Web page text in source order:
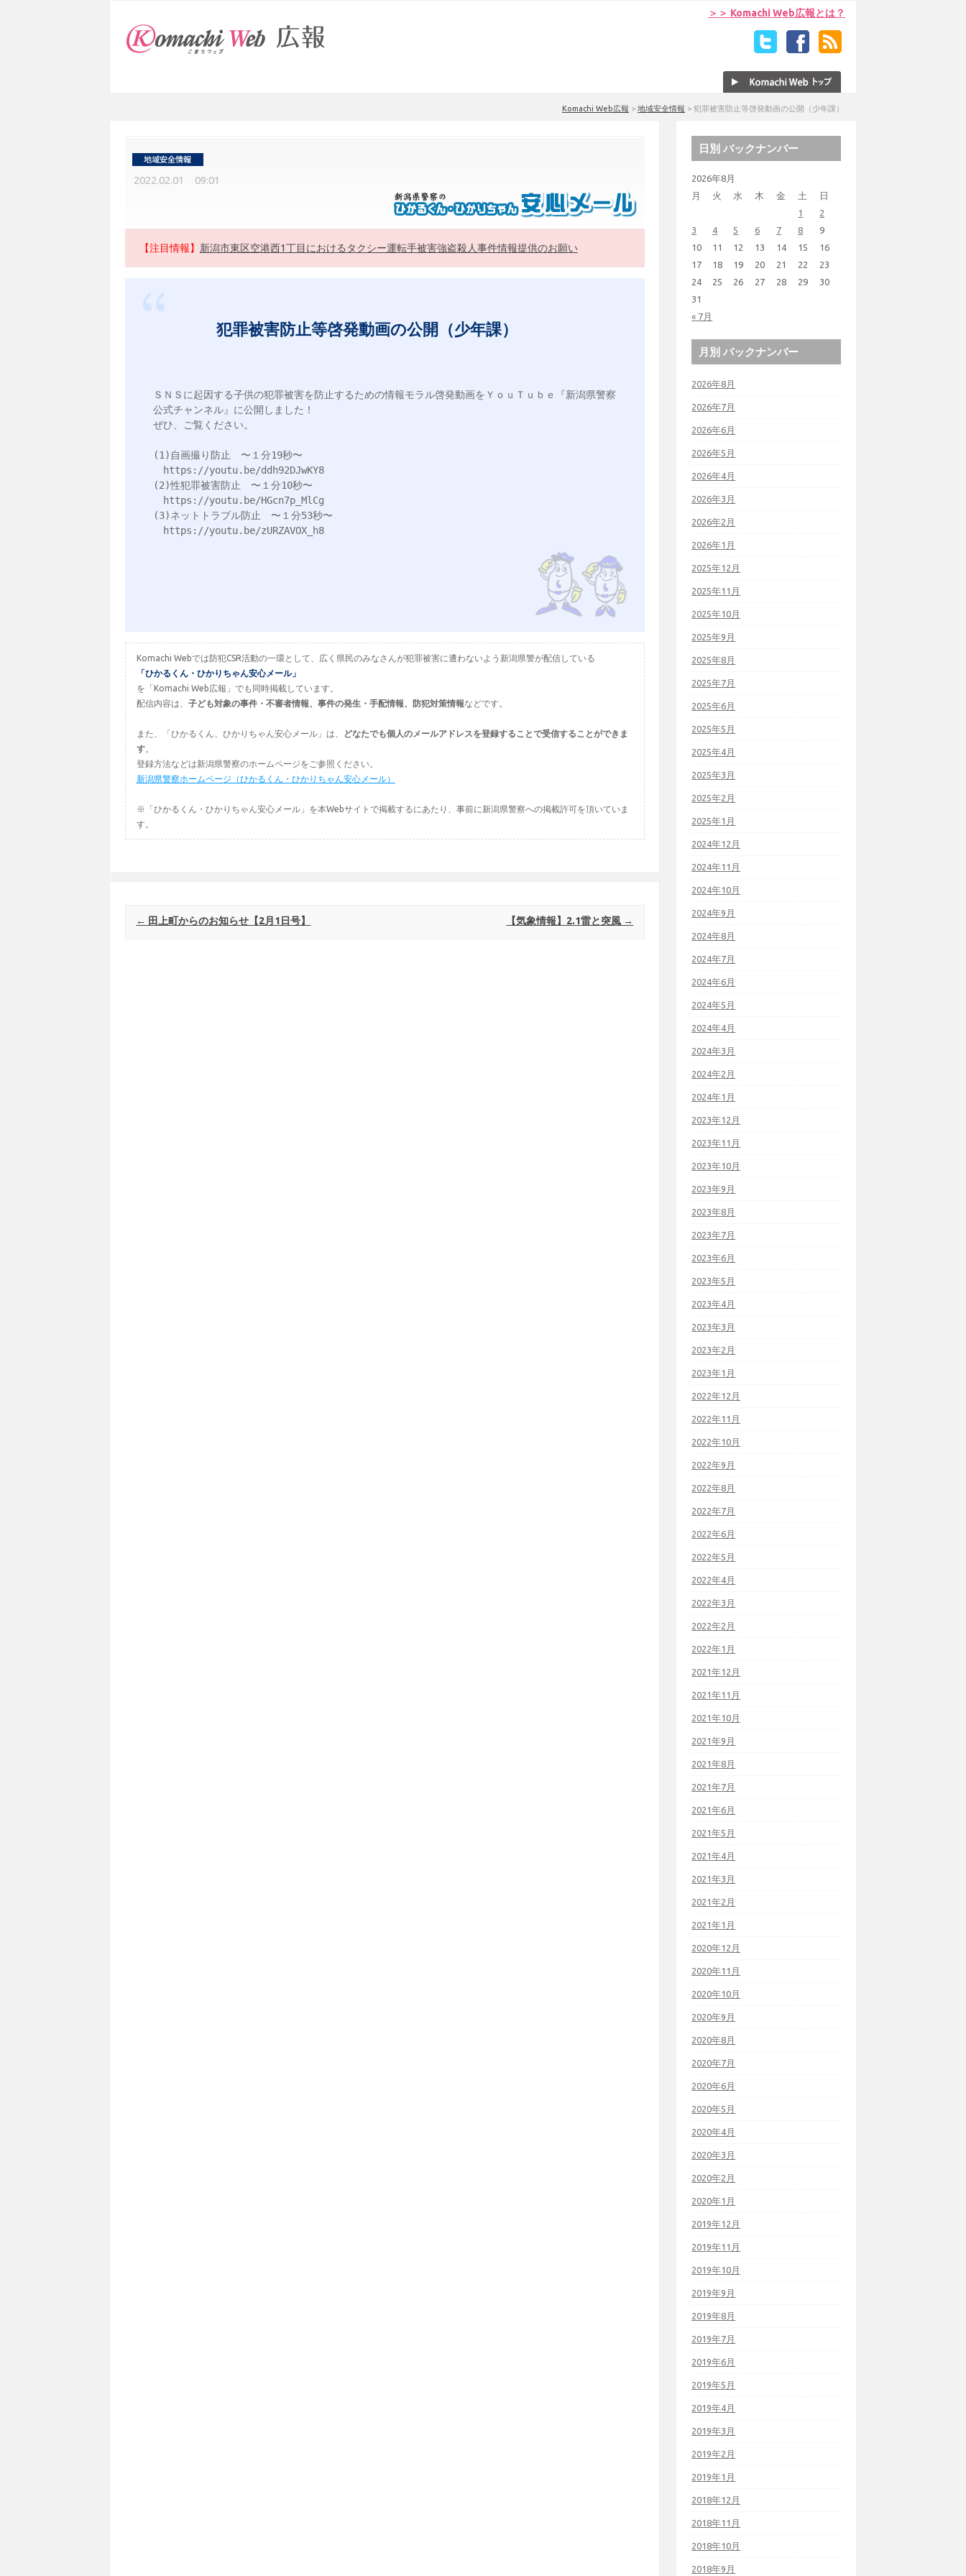
＞＞ Komachi Web広報とは？
Komachi Web広報 > 地域安全情報 > 犯罪被害防止等啓発動画の公開（少年課）
2022.02.01 09:01
【注目情報】 新潟市東区空港西1丁目におけるタクシー運転手被害強盗殺人事件情報提供のお願い
犯罪被害防止等啓発動画の公開（少年課）
ＳＮＳに起因する子供の犯罪被害を防止するための情報モラル啓発動画をＹｏｕＴｕｂｅ『新潟県警察
公式チャンネル』に公開しました！
ぜひ、ご覧ください。
(1)自画撮り防止　〜１分19秒〜
https://youtu.be/ddh92DJwKY8
(2)性犯罪被害防止　〜１分10秒〜
https://youtu.be/HGcn7p_MlCg
(3)ネットトラブル防止　〜１分53秒〜
https://youtu.be/zURZAVOX_h8
Komachi Webでは防犯CSR活動の一環として、広く県民のみなさんが犯罪被害に遭わないよう新潟県警が配信している
「ひかるくん・ひかりちゃん安心メール」
を「Komachi Web広報」でも同時掲載しています。
配信内容は、 子ども対象の事件・不審者情報、事件の発生・手配情報、防犯対策情報などです。
また、「ひかるくん、ひかりちゃん安心メール」は、
どなたでも個人のメールアドレスを登録することで受信することができま
す。
登録方法などは新潟県警察のホームページをご参照ください。
新潟県警察ホームページ（ひかるくん・ひかりちゃん安心メール）
※「ひかるくん・ひかりちゃん安心メール」を本Webサイトで掲載するにあたり、事前に新潟県警察への掲載許可を頂いていま
す。
Post navigation
← 田上町からのお知らせ【2月1日号】 【気象情報】2.1雷と突風 →
日別 バックナンバー
2026年8月
月
火 水 木 金 土 日
« 7月
1
2
3
4 5 6 7 8
9
10
11 12 13 14 15
16
17
18 19 20 21 22
23
24
25 26 27 28 29
30
31
月別 バックナンバー
2026年8月
2026年7月
2026年6月
2026年5月
2026年4月
2026年3月
2026年2月
2026年1月
2025年12月
2025年11月
2025年10月
2025年9月
2025年8月
2025年7月
2025年6月
2025年5月
2025年4月
2025年3月
2025年2月
2025年1月
2024年12月
2024年11月
2024年10月
2024年9月
2024年8月
2024年7月
2024年6月
2024年5月
2024年4月
2024年3月
2024年2月
2024年1月
2023年12月
2023年11月
2023年10月
2023年9月
2023年8月
2023年7月
2023年6月
2023年5月
2023年4月
2023年3月
2023年2月
2023年1月
2022年12月
2022年11月
2022年10月
2022年9月
2022年8月
2022年7月
2022年6月
2022年5月
2022年4月
2022年3月
2022年2月
2022年1月
2021年12月
2021年11月
2021年10月
2021年9月
2021年8月
2021年7月
2021年6月
2021年5月
2021年4月
2021年3月
2021年2月
2021年1月
2020年12月
2020年11月
2020年10月
2020年9月
2020年8月
2020年7月
2020年6月
2020年5月
2020年4月
2020年3月
2020年2月
2020年1月
2019年12月
2019年11月
2019年10月
2019年9月
2019年8月
2019年7月
2019年6月
2019年5月
2019年4月
2019年3月
2019年2月
2019年1月
2018年12月
2018年11月
2018年10月
2018年9月